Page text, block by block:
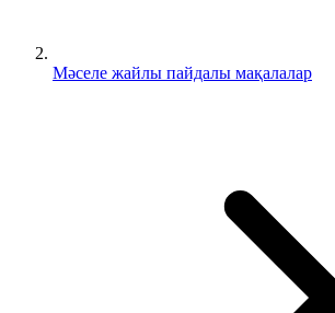
Мәселе жайлы пайдалы мақалалар